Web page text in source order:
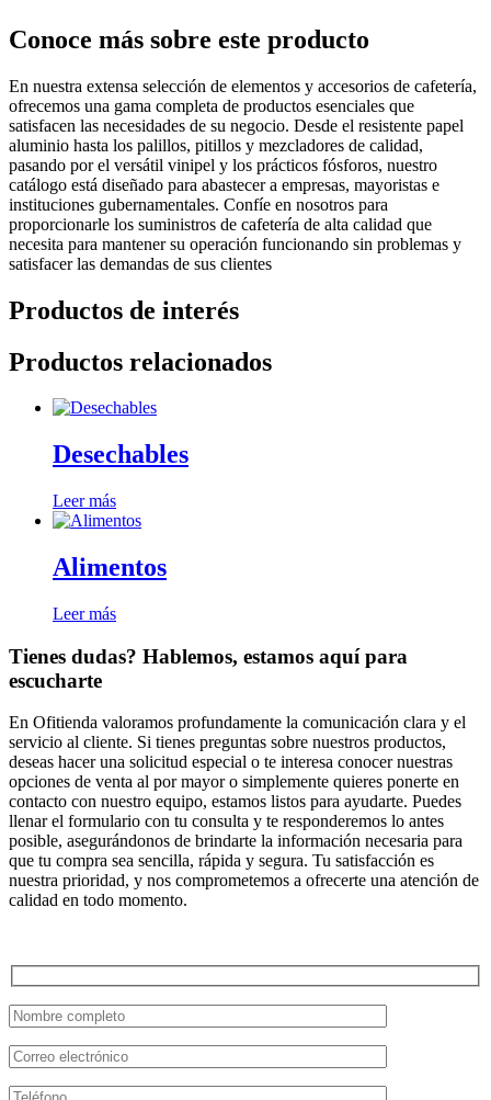
Conoce más sobre este producto
En nuestra extensa selección de elementos y accesorios de cafetería,
ofrecemos una gama completa de productos esenciales que
satisfacen las necesidades de su negocio. Desde el resistente papel
aluminio hasta los palillos, pitillos y mezcladores de calidad,
pasando por el versátil vinipel y los prácticos fósforos, nuestro
catálogo está diseñado para abastecer a empresas, mayoristas e
instituciones gubernamentales. Confíe en nosotros para
proporcionarle los suministros de cafetería de alta calidad que
necesita para mantener su operación funcionando sin problemas y
satisfacer las demandas de sus clientes
Productos de interés
Productos relacionados
Desechables
Leer más
Alimentos
Leer más
Tienes dudas? Hablemos, estamos aquí para
escucharte
En Ofitienda valoramos profundamente la comunicación clara y el
servicio al cliente. Si tienes preguntas sobre nuestros productos,
deseas hacer una solicitud especial o te interesa conocer nuestras
opciones de venta al por mayor o simplemente quieres ponerte en
contacto con nuestro equipo, estamos listos para ayudarte. Puedes
llenar el formulario con tu consulta y te responderemos lo antes
posible, asegurándonos de brindarte la información necesaria para
que tu compra sea sencilla, rápida y segura. Tu satisfacción es
nuestra prioridad, y nos comprometemos a ofrecerte una atención de
calidad en todo momento.